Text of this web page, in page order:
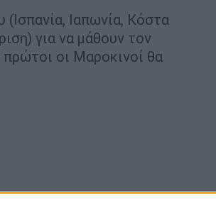
(Ισπανία, Ιαπωνία, Κόστα
για να μάθουν τον
οι Μαροκινοί θα